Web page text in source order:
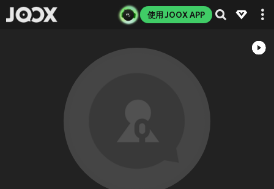
使用 JOOX APP